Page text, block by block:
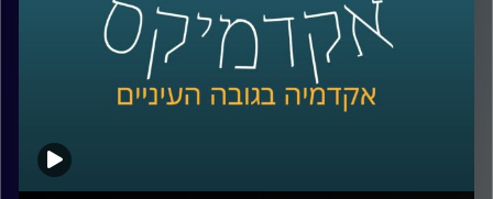
ובפרק הזה –פסילת חוקי יסוד,נושא אותו מכנה פרופ' ווייל
"נשק יום הדין"–
האפשרות לפסול חוק יסוד נדונה בשנה
שעברה (2021) בשלושה הקשרים שונים : ממשלת החליפין,
התקציב הדו שנתי והנושא הבוער של התקופה – חוק